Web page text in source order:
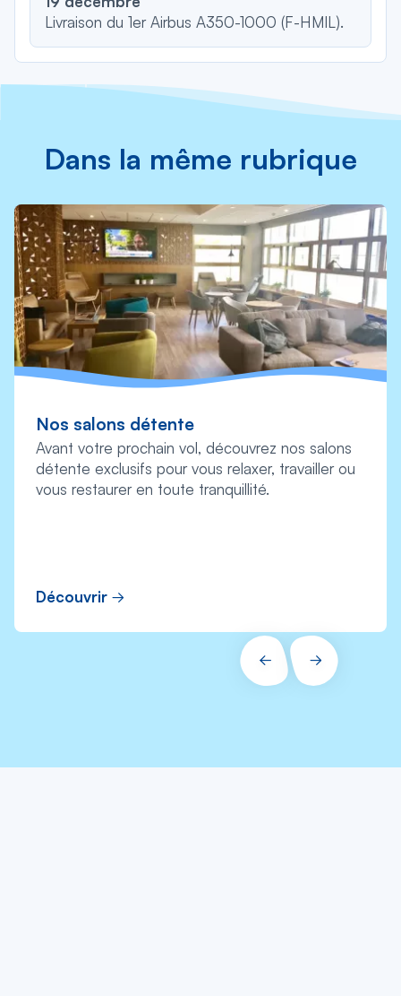
Livraison du 1er Airbus A350-1000 (F-HMIL).
Dans la même rubrique
Nos salons détente
Avant votre prochain vol, découvrez nos salons
détente exclusifs pour vous relaxer, travailler ou
vous restaurer en toute tranquillité.
Découvrir
PRÉCÉDENT
SUIVANT